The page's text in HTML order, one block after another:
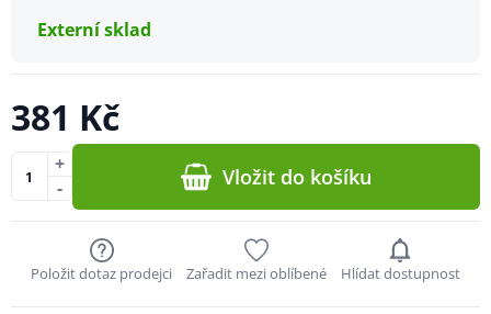
Externí sklad
381 Kč
-
+ Vložit do košíku
Položit dotaz prodejci Zařadit mezi oblíbené Hlídat dostupnost